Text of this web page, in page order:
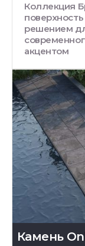
Коллекция
решением
акцентом
Камень